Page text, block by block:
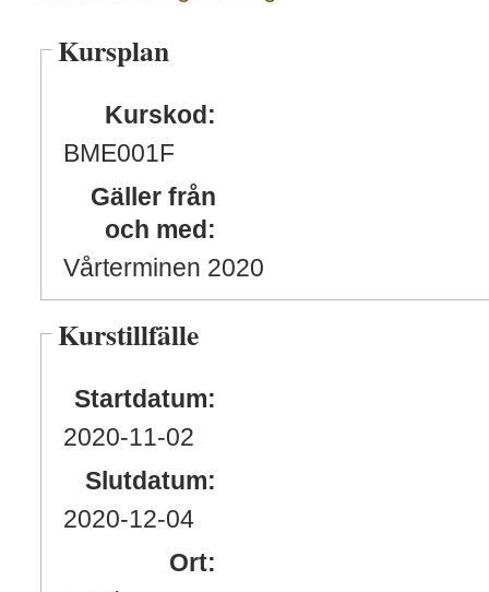
Kursplan
Kurskod:
BME001F
Gäller från
och med:
Vårterminen 2020
Kurstillfälle
Startdatum:
2020-11-02
Slutdatum:
2020-12-04
Ort: